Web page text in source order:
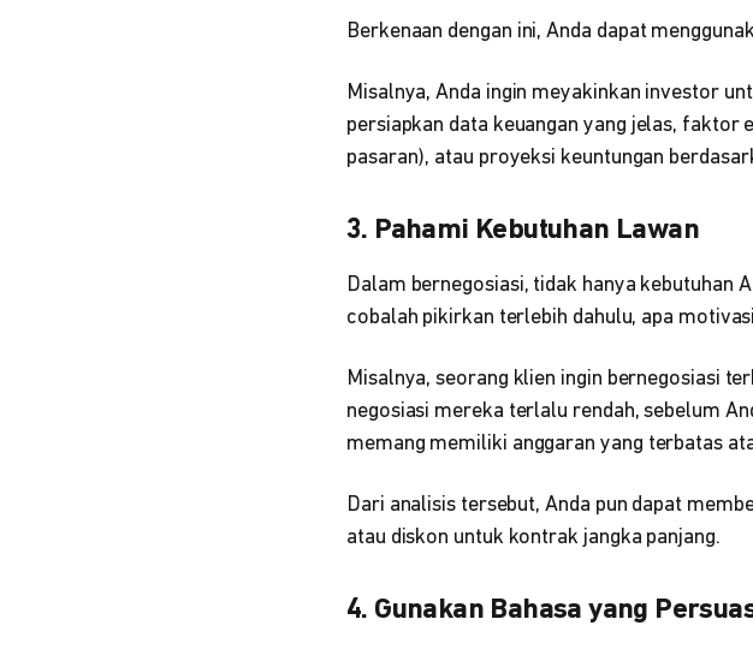
Berkenaan dengan ini, Anda dapat
Misalnya, Anda ingin meyakinkan investor
persiapkan data keuangan yang jelas, faktor
pasaran), atau proyeksi keuntungan
3. Pahami Kebutuhan Lawan
Dalam bernegosiasi, tidak hanya kebutuhan
cobalah pikirkan terlebih dahulu, apa
Misalnya, seorang klien ingin bernegosiasi
negosiasi mereka terlalu rendah, sebelum
memang memiliki anggaran yang terbatas
Dari analisis tersebut, Anda pun dapat
atau diskon untuk kontrak jangka panjang.
4. Gunakan Bahasa yang